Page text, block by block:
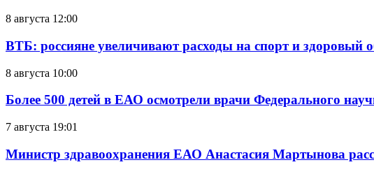
8 августа 12:00
ВТБ: россияне увеличивают расходы на спорт и здоровый
8 августа 10:00
Более 500 детей в ЕАО осмотрели врачи Федерального
7 августа 19:01
Министр здравоохранения ЕАО Анастасия Мартынова